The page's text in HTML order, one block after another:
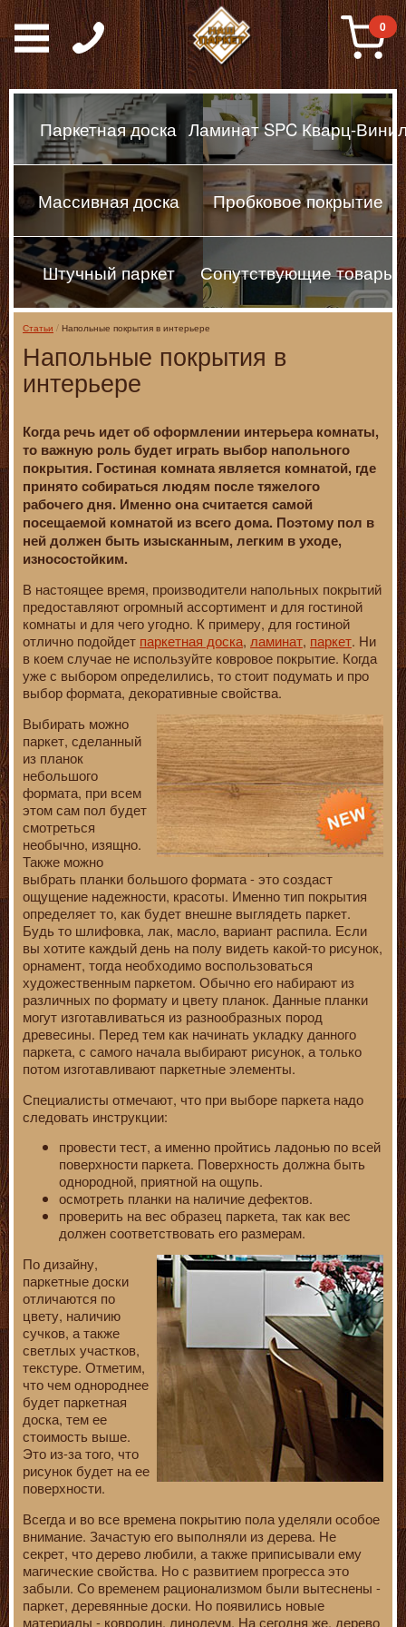
Паркет, Штучный
0
Паркетная доска Ламинат SPC Кварц-
Массивная доска Пробковое покрытие
Штучный паркет Сопутствующие товары
Статьи Напольные покрытия в интерьере
Напольные покрытия в
интерьере
Когда речь идет об оформлении интерьера комнаты,
то важную роль будет играть выбор напольного
покрытия. Гостиная комната является комнатой, где
принято собираться людям после тяжелого
рабочего дня. Именно она считается самой
посещаемой комнатой из всего дома. Поэтому пол в
ней должен быть изысканным, легким в уходе,
износостойким.
В настоящее время, производители напольных покрытий
предоставляют огромный ассортимент и для гостиной
комнаты и для чего угодно. К примеру, для гостиной
отлично подойдет паркетная доска, ламинат, паркет. Ни
в коем случае не используйте ковровое покрытие. Когда
уже с выбором определились, то стоит подумать и про
выбор формата, декоративные свойства.
Выбирать можно
паркет, сделанный
из планок
небольшого
формата, при всем
этом сам пол будет
смотреться
необычно, изящно.
Также можно
выбрать планки большого формата - это создаст
ощущение надежности, красоты. Именно тип покрытия
определяет то, как будет внешне выглядеть паркет.
Будь то шлифовка, лак, масло, вариант распила. Если
вы хотите каждый день на полу видеть какой-то рисунок,
орнамент, тогда необходимо воспользоваться
художественным паркетом. Обычно его набирают из
различных по формату и цвету планок. Данные планки
могут изготавливаться из разнообразных пород
древесины. Перед тем как начинать укладку данного
паркета, с самого начала выбирают рисунок, а только
потом изготавливают паркетные элементы.
Специалисты отмечают, что при выборе паркета надо
следовать инструкции:
провести тест, а именно пройтись ладонью по всей
поверхности паркета. Поверхность должна быть
однородной, приятной на ощупь.
осмотреть планки на наличие дефектов.
проверить на вес образец паркета, так как вес
должен соответствовать его размерам.
По дизайну,
паркетные доски
отличаются по
цвету, наличию
сучков, а также
светлых участков,
текстуре. Отметим,
что чем однороднее
будет паркетная
доска, тем ее
стоимость выше.
Это из-за того, что
рисунок будет на ее
поверхности.
Всегда и во все времена покрытию пола уделяли особое
внимание. Зачастую его выполняли из дерева. Не
секрет, что дерево любили, а также приписывали ему
магические свойства. Но с развитием прогресса это
забыли. Со временем рационализмом были вытеснены -
паркет, деревянные доски. Но появились новые
материалы - ковролин, линолеум. На сегодня же, дерево